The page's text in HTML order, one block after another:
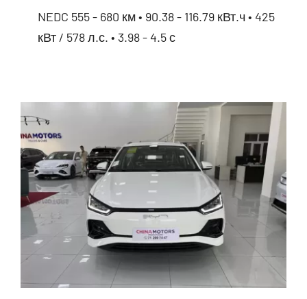
NEDC 555 - 680 км • 90.38 - 116.79 кВт.ч • 425
кВт / 578 л.с. • 3.98 - 4.5 с